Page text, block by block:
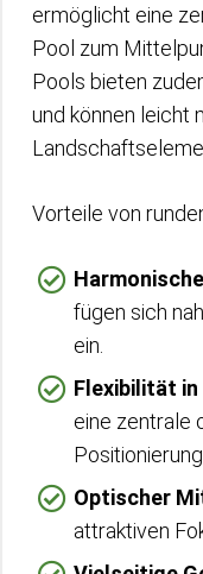
ermöglicht eine
Pool zum
Pools bieten
und können leicht
Vorteile von
fügen sich
ein.
Flexibilität
eine zentrale
Positionierung.
Optischer
attraktiven